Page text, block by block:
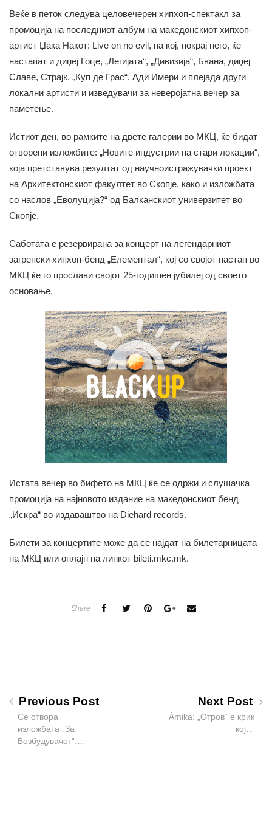
Веќе в петок следува целовечерен хипхоп-спектакл за
промоција на последниот албум на македонскиот хипхоп-
артист Џака Накот: Live on no evil, на кој, покрај него, ќе
настапат и диџеј Гоце, „Легијата“, „Дивизија“, Бвана, диџеј
Славе, Страјк, „Куп де Грас“, Ади Имери и плејада други
локални артисти и изведувачи за неверојатна вечер за
паметење.
Истиот ден, во рамките на двете галерии во МКЦ, ќе бидат
отворени изложбите: „Новите индустрии на стари локации“,
која претставува резултат од научноистражувачки проект
на Архитектонскиот факултет во Скопје, како и изложбата
со наслов „Еволуција?“ од Балканскиот универзитет во
Скопје.
Саботата е резервирана за концерт на легендарниот
загрепски хипхоп-бенд „Елементал“, кој со својот настап во
МКЦ ќе го прослави својот 25-годишен јубилеј од своето
основање.
Истата вечер во бифето на МКЦ ќе се одржи и слушачка
промоција на најновото издание на македонскиот бенд
„Искра“ во издаваштво на Diehard records.
Билети за концертите може да се најдат на билетарницата
на МКЦ или онлајн на линкот bileti.mkc.mk.
Share
Previous Post
Се отвора
изложбата „За
Возбудувачот“,…
Next Post
Ámika: „Отров“ е крик
кој…